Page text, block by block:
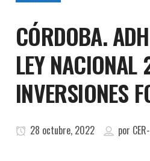
CÓRDOBA.
LEY NACIONAL
INVERSIONES
28 octubre, 2022 por